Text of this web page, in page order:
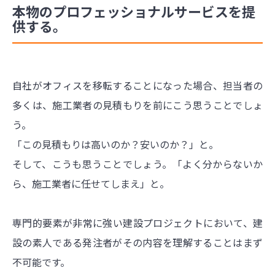
本物のプロフェッショナルサービスを提
供する。
自社がオフィスを移転することになった場合、担当者の
多くは、施工業者の見積もりを前にこう思うことでしょ
う。
「この見積もりは高いのか？安いのか？」と。
そして、こうも思うことでしょう。「よく分からないか
ら、施工業者に任せてしまえ」と。
専門的要素が非常に強い建設プロジェクトにおいて、建
設の素人である発注者がその内容を理解することはまず
不可能です。